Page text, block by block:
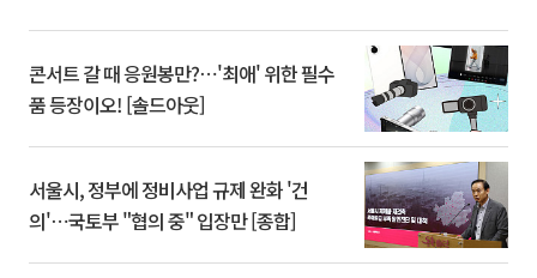
콘서트 갈 때 응원봉만?⋯'최애' 위한 필수
품 등장이오! [솔드아웃]
서울시, 정부에 정비사업 규제 완화 '건
의'⋯국토부 "협의 중" 입장만 [종합]